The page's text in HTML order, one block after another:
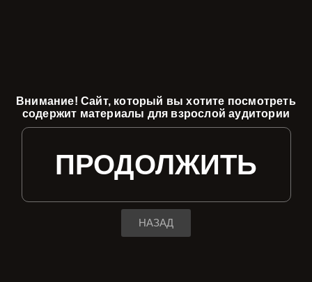
Внимание! Сайт, который вы хотите посмотреть
содержит материалы для взрослой аудитории
ПРОДОЛЖИТЬ
НАЗАД